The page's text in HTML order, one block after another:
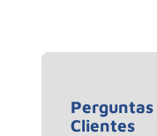
Perguntas
Clientes